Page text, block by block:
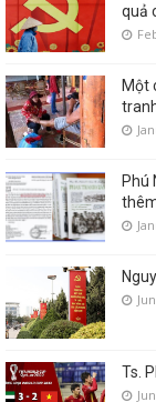
quả
Một
Phú
Ts.